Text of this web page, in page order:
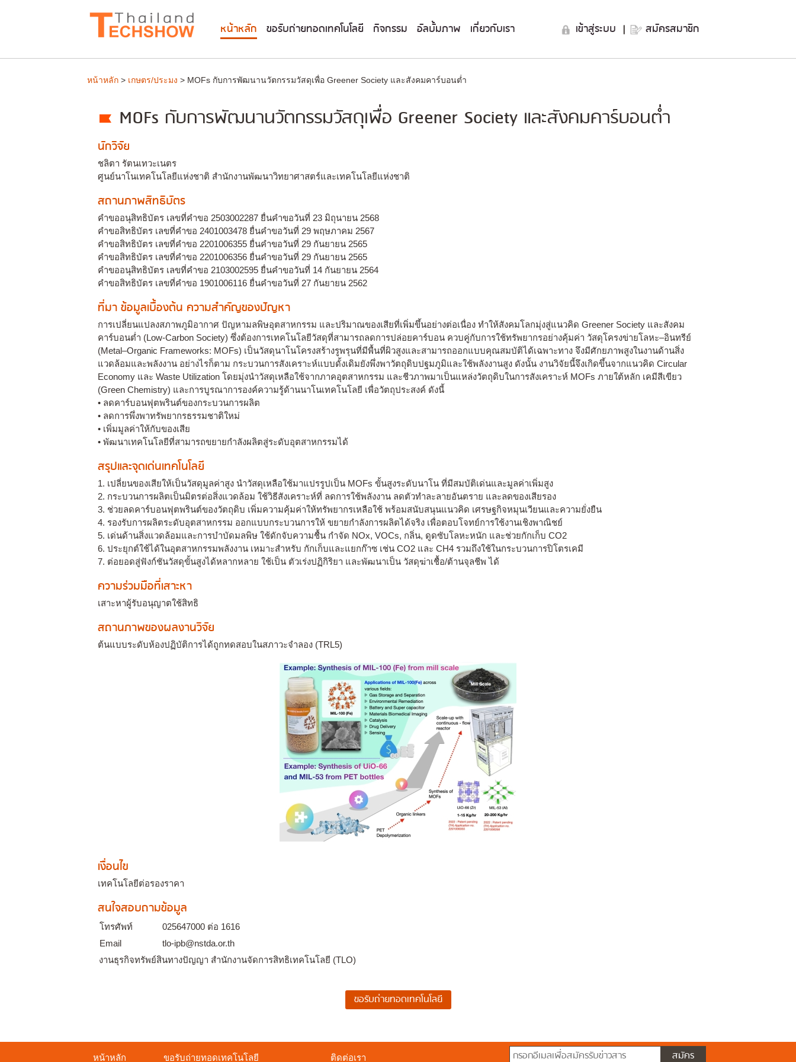
หน้าหลัก ขอรับถ่ายทอดเทคโนโลยี กิจกรรม อัลบั้มภาพ เกี่ยวกับเรา เข้าสู่ระบบ | สมัครสมาชิก
หน้าหลัก > เกษตร/ประมง > MOFs กับการพัฒนานวัตกรรมวัสดุเพื่อ Greener Society และสังคมคาร์บอนต่ำ
MOFs กับการพัฒนานวัตกรรมวัสดุเพื่อ Greener Society และสังคมคาร์บอนต่ำ
นักวิจัย
ชลิตา รัตนเทวะเนตร
ศูนย์นาโนเทคโนโลยีแห่งชาติ สำนักงานพัฒนาวิทยาศาสตร์และเทคโนโลยีแห่งชาติ
สถานภาพสิทธิบัตร
คำขออนุสิทธิบัตร เลขที่คำขอ 2503002287 ยื่นคำขอวันที่ 23 มิถุนายน 2568
คำขอสิทธิบัตร เลขที่คำขอ 2401003478 ยื่นคำขอวันที่ 29 พฤษภาคม 2567
คำขอสิทธิบัตร เลขที่คำขอ 2201006355 ยื่นคำขอวันที่ 29 กันยายน 2565
คำขอสิทธิบัตร เลขที่คำขอ 2201006356 ยื่นคำขอวันที่ 29 กันยายน 2565
คำขออนุสิทธิบัตร เลขที่คำขอ 2103002595 ยื่นคำขอวันที่ 14 กันยายน 2564
คำขอสิทธิบัตร เลขที่คำขอ 1901006116 ยื่นคำขอวันที่ 27 กันยายน 2562
ที่มา ข้อมูลเบื้องต้น ความสำคัญของปัญหา
การเปลี่ยนแปลงสภาพภูมิอากาศ ปัญหามลพิษอุตสาหกรรม และปริมาณของเสียที่เพิ่มขึ้นอย่างต่อเนื่อง ทำให้สังคมโลกมุ่งสู่แนวคิด Greener Society และสังคม
คาร์บอนต่ำ (Low-Carbon Society) ซึ่งต้องการเทคโนโลยีวัสดุที่สามารถลดการปล่อยคาร์บอน ควบคู่กับการใช้ทรัพยากรอย่างคุ้มค่า วัสดุโครงข่ายโลหะ–อินทรีย์
(Metal–Organic Frameworks: MOFs) เป็นวัสดุนาโนโครงสร้างรูพรุนที่มีพื้นที่ผิวสูงและสามารถออกแบบคุณสมบัติได้เฉพาะทาง จึงมีศักยภาพสูงในงานด้านสิ่ง
แวดล้อมและพลังงาน อย่างไรก็ตาม กระบวนการสังเคราะห์แบบดั้งเดิมยังพึ่งพาวัตถุดิบปฐมภูมิและใช้พลังงานสูง ดังนั้น งานวิจัยนี้จึงเกิดขึ้นจากแนวคิด Circular
Economy และ Waste Utilization โดยมุ่งนำวัสดุเหลือใช้จากภาคอุตสาหกรรม และชีวภาพมาเป็นแหล่งวัตถุดิบในการสังเคราะห์ MOFs ภายใต้หลัก เคมีสีเขียว
(Green Chemistry) และการบูรณาการองค์ความรู้ด้านนาโนเทคโนโลยี เพื่อวัตถุประสงค์ ดังนี้
• ลดคาร์บอนฟุตพรินต์ของกระบวนการผลิต
• ลดการพึ่งพาทรัพยากรธรรมชาติใหม่
• เพิ่มมูลค่าให้กับของเสีย
• พัฒนาเทคโนโลยีที่สามารถขยายกำลังผลิตสู่ระดับอุตสาหกรรมได้
สรุปและจุดเด่นเทคโนโลยี
1. เปลี่ยนของเสียให้เป็นวัสดุมูลค่าสูง นำวัสดุเหลือใช้มาแปรรูปเป็น MOFs ขั้นสูงระดับนาโน ที่มีสมบัติเด่นและมูลค่าเพิ่มสูง
2. กระบวนการผลิตเป็นมิตรต่อสิ่งแวดล้อม ใช้วิธีสังเคราะห์ที่ ลดการใช้พลังงาน ลดตัวทำละลายอันตราย และลดของเสียรอง
3. ช่วยลดคาร์บอนฟุตพรินต์ของวัตถุดิบ เพิ่มความคุ้มค่าให้ทรัพยากรเหลือใช้ พร้อมสนับสนุนแนวคิด เศรษฐกิจหมุนเวียนและความยั่งยืน
4. รองรับการผลิตระดับอุตสาหกรรม ออกแบบกระบวนการให้ ขยายกำลังการผลิตได้จริง เพื่อตอบโจทย์การใช้งานเชิงพาณิชย์
5. เด่นด้านสิ่งแวดล้อมและการบำบัดมลพิษ ใช้ดักจับความชื้น กำจัด NOx, VOCs, กลิ่น, ดูดซับโลหะหนัก และช่วยกักเก็บ CO2
6. ประยุกต์ใช้ได้ในอุตสาหกรรมพลังงาน เหมาะสำหรับ กักเก็บและแยกก๊าซ เช่น CO2 และ CH4 รวมถึงใช้ในกระบวนการปิโตรเคมี
7. ต่อยอดสู่ฟังก์ชันวัสดุขั้นสูงได้หลากหลาย ใช้เป็น ตัวเร่งปฏิกิริยา และพัฒนาเป็น วัสดุฆ่าเชื้อ/ต้านจุลชีพ ได้
ความร่วมมือที่เสาะหา
เสาะหาผู้รับอนุญาตใช้สิทธิ
สถานภาพของผลงานวิจัย
ต้นแบบระดับห้องปฏิบัติการได้ถูกทดสอบในสภาวะจำลอง (TRL5)
เงื่อนไข
เทคโนโลยีต่อรองราคา
สนใจสอบถามข้อมูล
โทรศัพท์
025647000 ต่อ 1616
Email
tlo-ipb@nstda.or.th
งานธุรกิจทรัพย์สินทางปัญญา สำนักงานจัดการสิทธิเทคโนโลยี (TLO)
หน้าหลัก ขอรับถ่ายทอดเทคโนโลยี ติดต่อเรา